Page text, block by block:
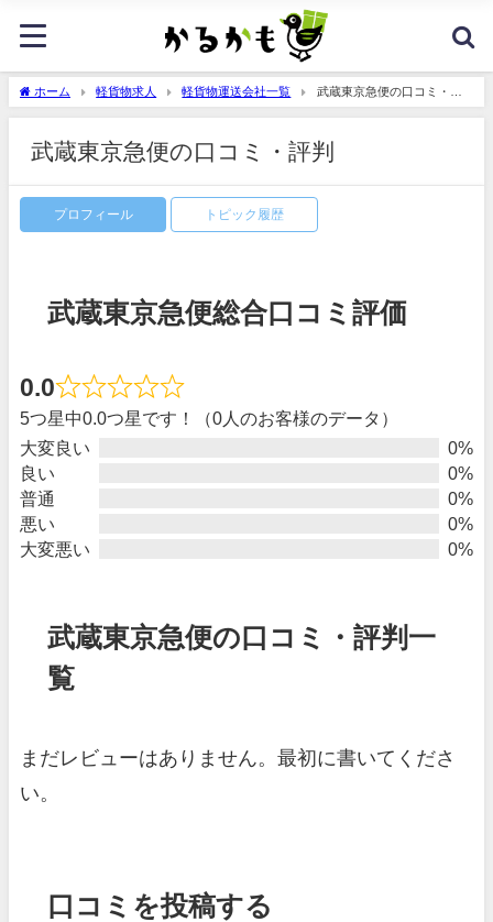
ホーム 軽貨物求人 軽貨物運送会社一覧
武蔵東京急便の口コミ・評
判
武蔵東京急便の口コミ・評判
プロフィール トピック履歴
武蔵東京急便総合口コミ評価
0.0
5つ星中0.0つ星です！（0人のお客様のデータ）
大変良い
0%
良い
0%
普通
0%
悪い
0%
大変悪い
0%
武蔵東京急便の口コミ・評判一
覧
まだレビューはありません。最初に書いてくださ
い。
口コミを投稿する